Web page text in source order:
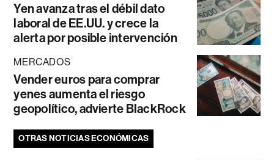
Yen avanza tras el débil dato
laboral de EE.UU. y crece la
alerta por posible intervención
MERCADOS
Vender euros para comprar
yenes aumenta el riesgo
geopolítico, advierte BlackRock
OTRAS NOTICIAS ECONÓMICAS